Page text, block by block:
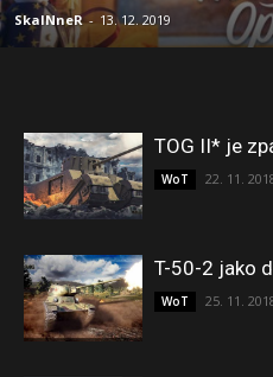
SkaINneR - 13. 12. 2019
TOG II* je
WoT 22. 11.
T-50-2 jako
WoT 25. 11.